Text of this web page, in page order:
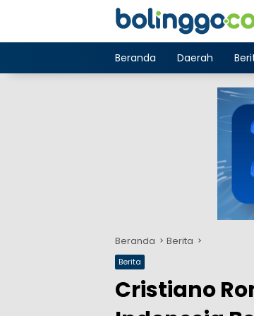
Beranda Daerah
Beranda Berita
Berita
Cristiano